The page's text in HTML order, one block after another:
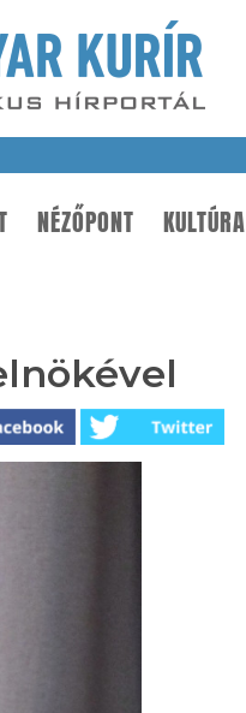
NÉZŐPONT KULTÚRA